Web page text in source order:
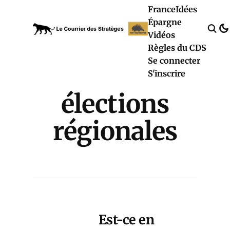
FranceIdées
Épargne
Vidéos
Règles du CDS
Se connecter
S'inscrire
élections
régionales
Est-ce en